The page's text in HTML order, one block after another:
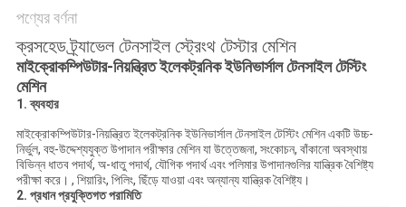
পণ্যের বর্ণনা
ক্রসহেড ট্র্যাভেল টেনসাইল স্ট্রেংথ টেস্টার মেশিন
মাইক্রোকম্পিউটার-নিয়ন্ত্রিত ইলেকট্রনিক ইউনিভার্সাল টেনসাইল টেস্টিং
মেশিন
1. ব্যবহার
মাইক্রোকম্পিউটার-নিয়ন্ত্রিত ইলেকট্রনিক ইউনিভার্সাল টেনসাইল টেস্টিং মেশিন একটি উচ্চ-
নির্ভুল, বহু-উদ্দেশ্যযুক্ত উপাদান পরীক্ষার মেশিন যা উত্তেজনা, সংকোচন, বাঁকানো অবস্থায়
বিভিন্ন ধাতব পদার্থ, অ-ধাতু পদার্থ, যৌগিক পদার্থ এবং পলিমার উপাদানগুলির যান্ত্রিক বৈশিষ্ট্য
পরীক্ষা করে। , শিয়ারিং, পিলিং, ছিঁড়ে যাওয়া এবং অন্যান্য যান্ত্রিক বৈশিষ্ট্য।
2. প্রধান প্রযুক্তিগত পরামিতি